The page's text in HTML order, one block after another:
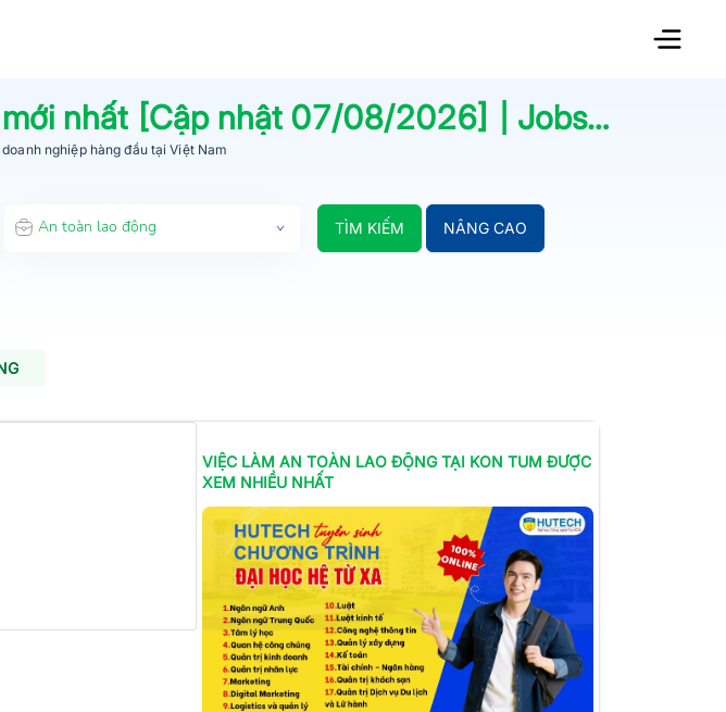
nhất [Cập nhật 07/08/2026] | Jobsnew.vn
doanh nghiệp hàng đầutại Việt Nam
An toàn lao động TÌM KIẾM NÂNG CAO
VIỆC LÀM AN TOÀN LAO ĐỘNGTẠI KON TUM ĐƯỢC
XEM NHIỀU NHẤT